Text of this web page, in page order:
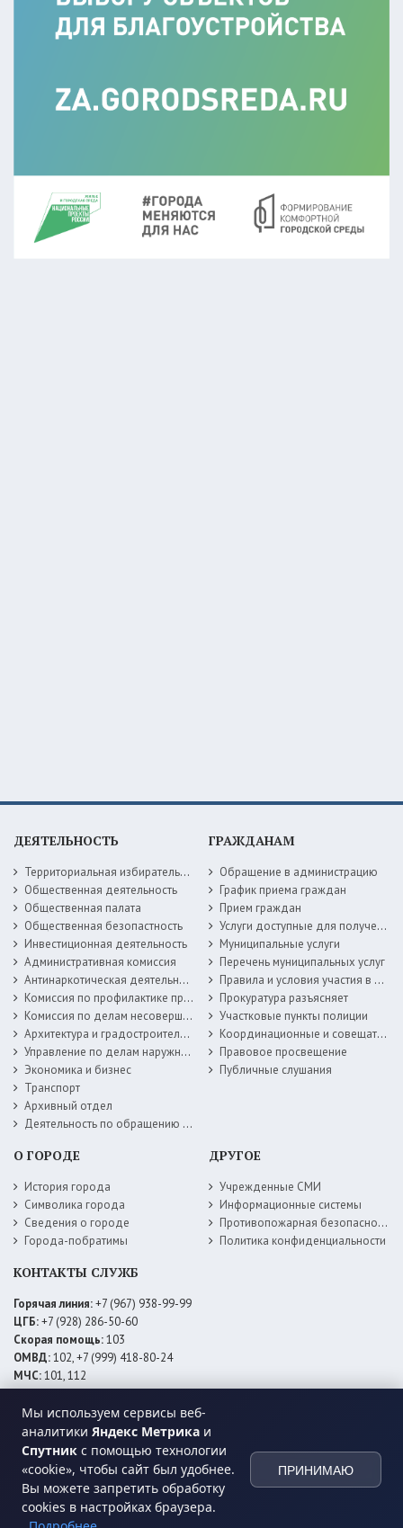
Мы используем сервисы веб-
аналитики Яндекс Метрика и
Спутник с помощью технологии
«cookie», чтобы сайт был удобнее.
Вы можете запретить обработку
cookies в настройках браузера.
ПРИНИМАЮ
ДЕЯТЕЛЬНОСТЬ
Территориальная избирательная комиссия
Общественная деятельность
Общественная палата
Общественная безопастность
Инвестиционная деятельность
Административная комиссия
Антинаркотическая деятельность
Комиссия по профилактике правонарушений
Комиссия по делам несовершеннолетних
Архитектура и градостроительство
Управление по делам наружной рекламы
Экономика и бизнес
Транспорт
Архивный отдел
Деятельность по обращению с животными без владельцев
ГРАЖДАНАМ
Обращение в администрацию
График приема граждан
Прием граждан
Услуги доступные для получения в электронной форме
Муниципальные услуги
Перечень муниципальных услуг
Правила и условия участия в жилищных программах
Прокуратура разъясняет
Участковые пункты полиции
Координационные и совещательные органы
Правовое просвещение
Публичные слушания
О ГОРОДЕ
История города
Символика города
Сведения о городе
Города-побратимы
ДРУГОЕ
Учрежденные СМИ
Информационные системы
Противопожарная безопасность
Политика конфиденциальности
КОНТАКТЫ СЛУЖБ
Горячая линия:+7 (967) 938-99-99
ЦГБ:+7 (928) 286-50-60
Скорая помощь:103
ОМВД:102, +7 (999) 418-80-24
МЧС:101, 112
ЕДДС:+7 (928) 576-09-83
Электросети:+7 (800) 220-02-20
Даггаз:+7 (928) 980-64-04
Горводоснаб: +7 (928) 559-59-74
Теплоснаб: +7 (928) 873-27-09
МФЦ:+7 (938) 777-82-44